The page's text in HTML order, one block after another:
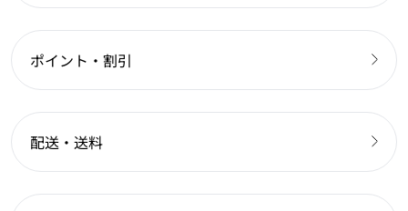
ポイント・割引
配送・送料